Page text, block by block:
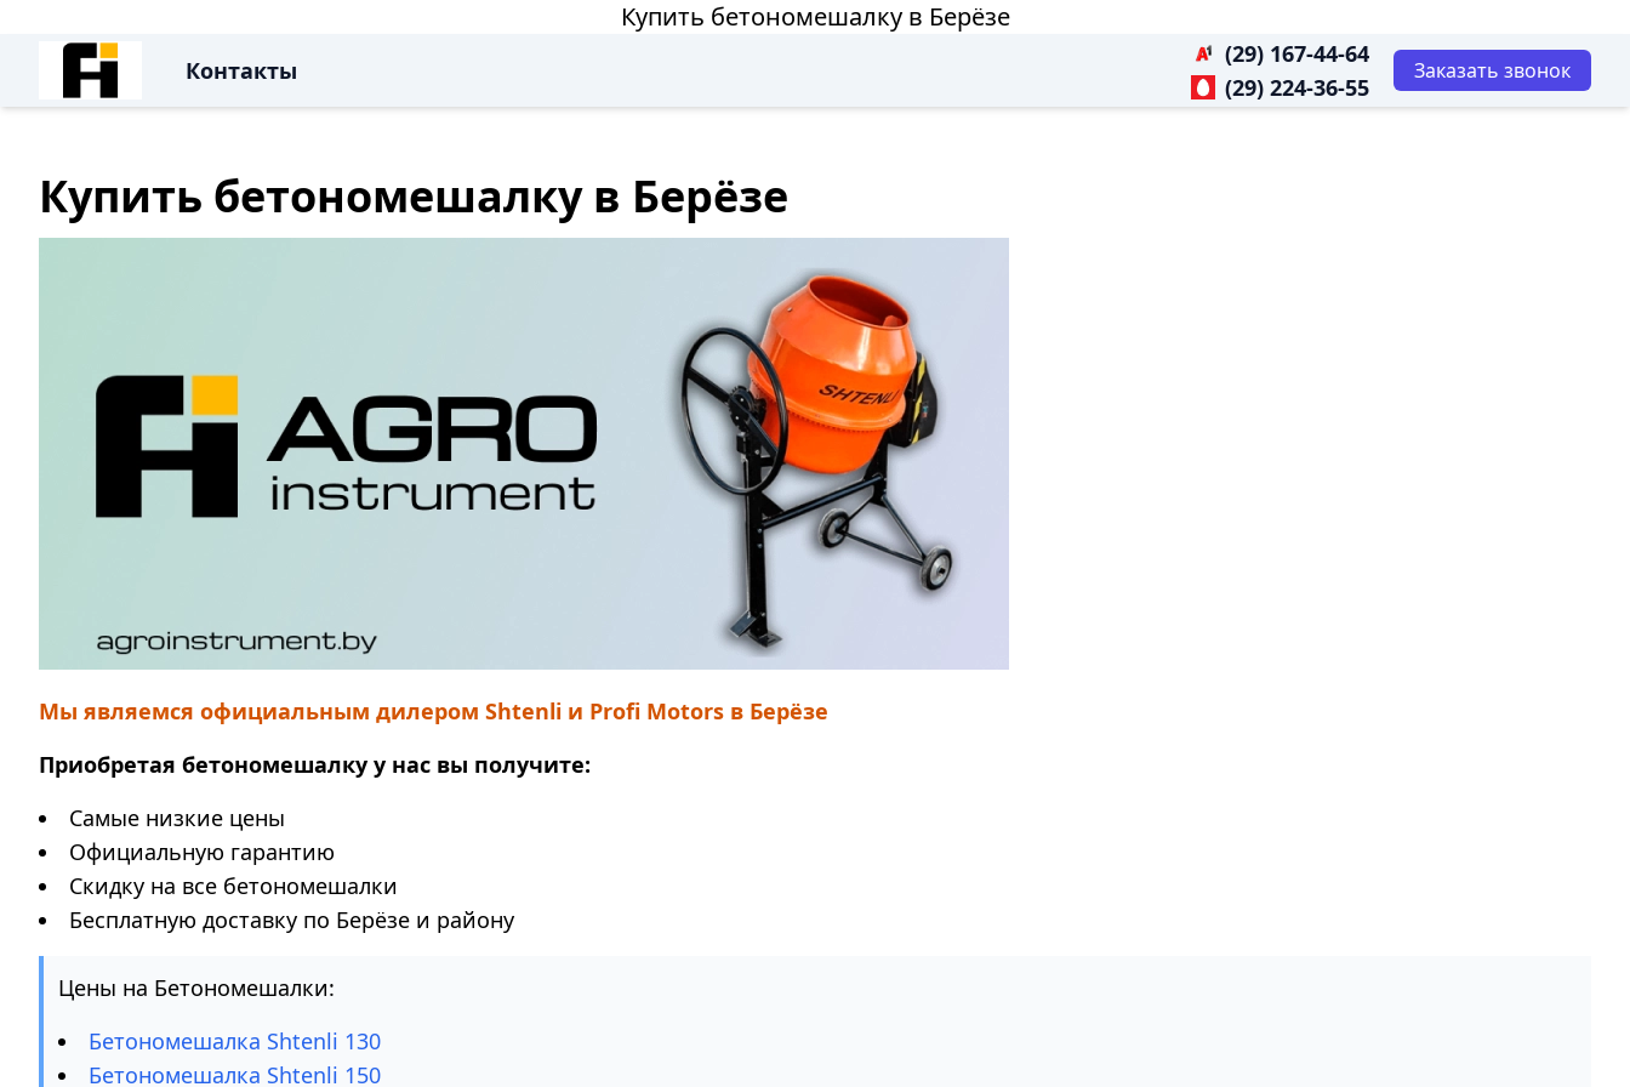
Купить бетономешалку в Берёзе
Контакты
(29) 167-44-64
(29) 224-36-55
Заказать звонок
Купить бетономешалку в Берёзе
Мы являемся официальным дилером Shtenli и Profi Motors в Берёзе
Приобретая бетономешалку у нас вы получите:
Самые низкие цены
Официальную гарантию
Скидку на все бетономешалки
Бесплатную доставку по Берёзе и району
Цены на Бетономешалки:
Бетономешалка Shtenli 130
Бетономешалка Shtenli 150